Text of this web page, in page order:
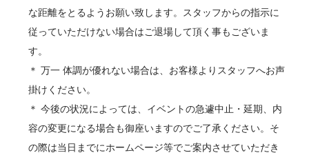
な距離をとるようお願い致します。スタッフからの指示に
従っていただけない場合はご退場して頂く事もございま
す。
＊ 万一 体調が優れない場合は、お客様よりスタッフへお声
掛けください。
＊ 今後の状況によっては、イベントの急遽中止・延期、内
容の変更になる場合も御座いますのでご了承ください。そ
の際は当日までにホームページ等でご案内させていただき